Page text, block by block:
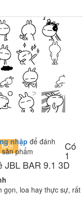
nhập để đánh
sản phẩm
Có
1
JBL BAR 9.1 3D
gọn, loa hay thực sự, rất